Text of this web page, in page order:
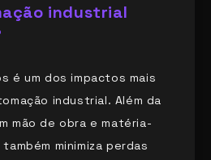
industrial
é um dos impactos mais
industrial. Além da
mão de obra e matéria-
minimiza perdas